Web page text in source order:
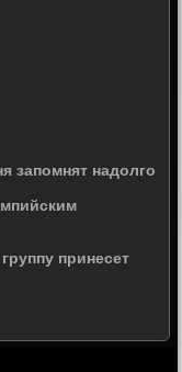
запомнят надолго
принесет